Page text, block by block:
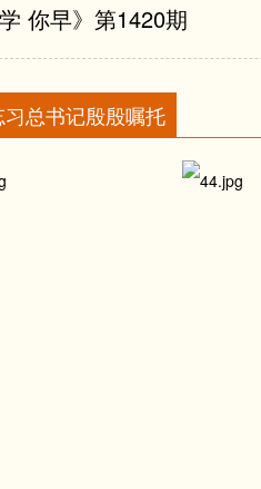
化风尚，摒弃畸形审美倾向，
起来。
三，希望广大文艺工作者坚持
文学家、艺术家的人生价值也
作品。
习近平在《生物多样
纪念辛亥革命110周年
习近平： 加强国家生
学 你早》第1420期
总书记殷殷嘱托